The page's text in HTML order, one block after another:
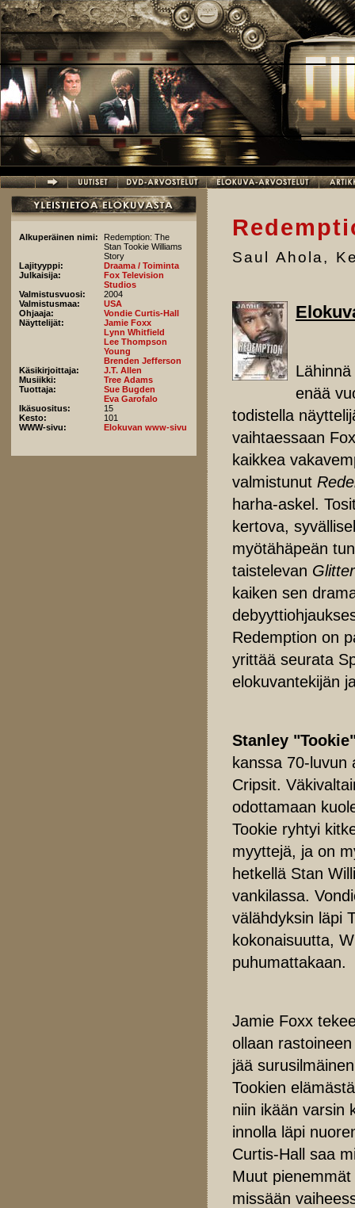
Hyppää pääsisältöön
Alkuperäinen nimi:
Redemption: The
Stan Tookie Williams
Story
Lajityyppi:
Draama / Toiminta
Julkaisija:
Fox Television
Studios
Valmistusvuosi:
2004
Valmistusmaa:
USA
Ohjaaja:
Vondie Curtis-Hall
Näyttelijät:
Jamie Foxx
Lynn Whitfield
Lee Thompson
Young
Brenden Jefferson
Käsikirjoittaja:
J.T. Allen
Musiikki:
Tree Adams
Tuottaja:
Sue Bugden
Eva Garofalo
Ikäsuositus:
15
Kesto:
101
WWW-sivu:
Elokuvan www-sivu
Saul Ahola,
enää
todistella
vaihtaessaan
kaikkea
valmistunut
harha-askel.
kertova,
myötähäpeän
taistelevan
kaiken sen
Redemption on
yrittää seurata
elokuvantekijän
Stanley
kanssa 70-luvun
Cripsit.
odottamaan
Tookie ryhtyi
myyttejä, ja on
hetkellä Stan
vankilassa.
välähdyksin läpi
kokonaisuutta,
puhumattakaan.
Jamie Foxx
ollaan
jää
Tookien
niin ikään varsin
innolla läpi
Curtis-Hall saa
Muut
missään